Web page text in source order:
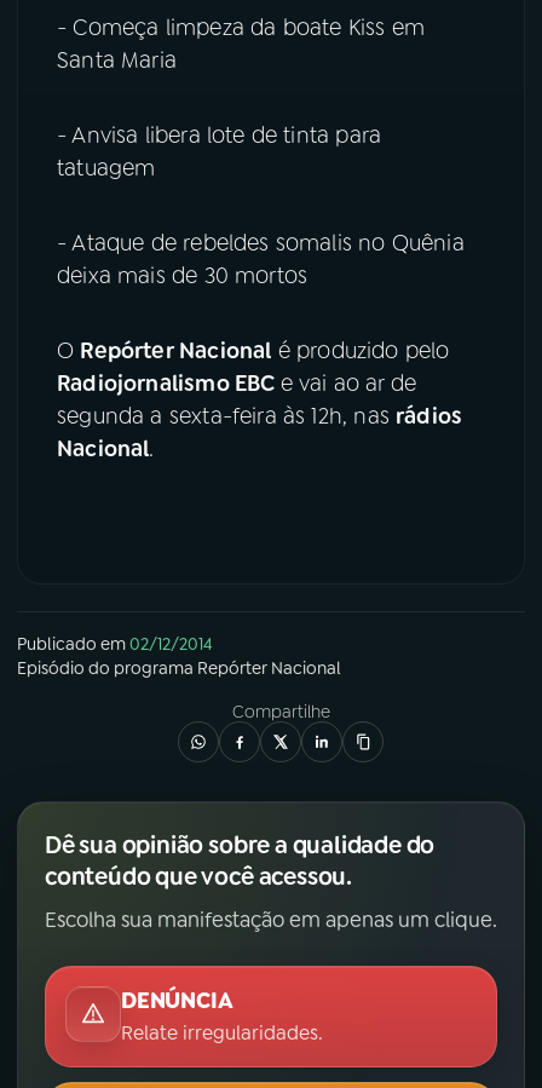
- Começa limpeza da boate Kiss em
Santa Maria
- Anvisa libera lote de tinta para
tatuagem
- Ataque de rebeldes somalis no Quênia
deixa mais de 30 mortos
O Repórter Nacional é produzido pelo
Radiojornalismo EBC e vai ao ar de
segunda a sexta-feira às 12h, nas rádios
Nacional.
Publicado em02/12/2014
Episódio do programa Repórter Nacional
Compartilhe
Dê sua opinião sobre a qualidade do
conteúdo que você acessou.
Escolha sua manifestação em apenas um clique.
DENÚNCIA
Relate irregularidades.